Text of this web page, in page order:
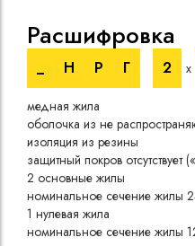
Расшифровка
Н Р Г 2 х
медная жила
оболочка из не
изоляция из резины
защитный покров отсутствует
2 основные жилы
номинальное сечение жилы
1 нулевая жила
номинальное сечение жилы